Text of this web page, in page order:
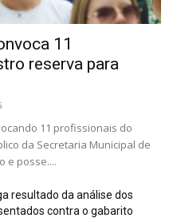
11
reserva para
11 profissionais do
da Secretaria Municipal de
e posse....
resultado da análise dos
contra o gabarito